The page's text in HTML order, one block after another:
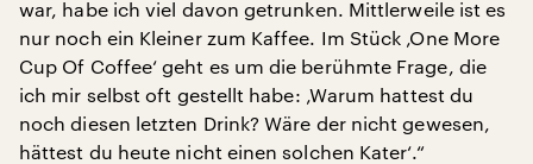
war, habe ich viel davon getrunken. Mittlerweile ist es
nur noch ein Kleiner zum Kaffee. Im Stück ‚One More
Cup Of Coffee‘ geht es um die berühmte Frage, die
ich mir selbst oft gestellt habe: ‚Warum hattest du
noch diesen letzten Drink? Wäre der nicht gewesen,
hättest du heute nicht einen solchen Kater‘.“